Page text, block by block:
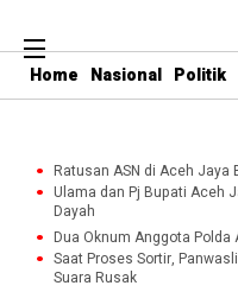
Home Nasional Politik
Ratusan ASN di Aceh Jaya
Ulama dan Pj Bupati Aceh
Dayah
Dua Oknum Anggota
Saat Proses Sortir,
Suara Rusak